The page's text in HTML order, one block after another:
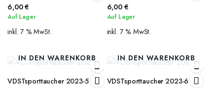
6,00€
Auf Lager
inkl. 7 % MwSt.
6,00 €
Auf Lager
inkl. 7 % MwSt.
IN DEN WARENKORB
VDSTsporttaucher 2023-5
IN DEN WARENKORB
VDSTsporttaucher 2023-6